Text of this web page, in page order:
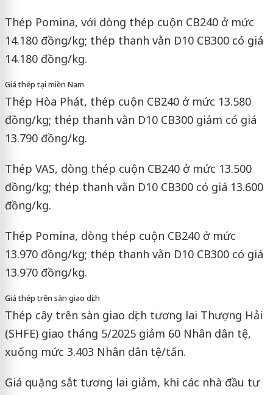
Thép Pomina, với dòng thép cuộn CB240 ở mức
14.180 đồng/kg; thép thanh vằn D10 CB300 có giá
14.180 đồng/kg.
Giá thép tại miền Nam
Thép Hòa Phát, thép cuộn CB240 ở mức 13.580
đồng/kg; thép thanh vằn D10 CB300 giảm có giá
13.790 đồng/kg.
Thép VAS, dòng thép cuộn CB240 ở mức 13.500
đồng/kg; thép thanh vằn D10 CB300 có giá 13.600
đồng/kg.
Thép Pomina, dòng thép cuộn CB240 ở mức
13.970 đồng/kg; thép thanh vằn D10 CB300 có giá
13.970 đồng/kg.
Giá thép trên sàn giao dịch
Thép cây trên sàn giao dịch tương lai Thượng Hải
(SHFE) giao tháng 5/2025 giảm 60 Nhân dân tệ,
xuống mức 3.403 Nhân dân tệ/tấn.
Giá quặng sắt tương lai giảm, khi các nhà đầu tư